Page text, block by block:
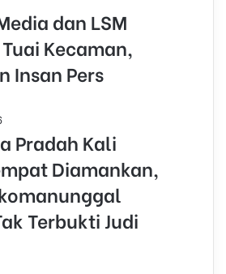
dan LSM
Kecaman,
Insan Pers
Pradah Kali
Diamankan,
Terbukti Judi